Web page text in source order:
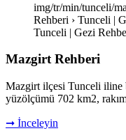
img/tr/min/tunceli/
Rehberi › Tunceli |
Tunceli | Gezi
Mazgirt Rehberi
Mazgirt ilçesi Tunceli iline
yüzölçümü 702 km2,
➞ İnceleyin